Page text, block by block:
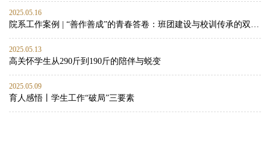
2025.05.16
院系工作案例 | “善作善成”的青春答卷：班团建设与校训传承的双向赋能实践
2025.05.13
高关怀学生从290斤到190斤的陪伴与蜕变
2025.05.09
育人感悟丨学生工作“破局”三要素